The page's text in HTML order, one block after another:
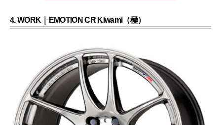
4. WORK｜EMOTION CR Kiwami（極）